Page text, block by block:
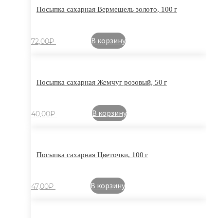
Посыпка сахарная Вермешель золото, 100 г
72,00₽ В корзину
Посыпка сахарная Жемчуг розовый, 50 г
40,00₽ В корзину
Посыпка сахарная Цветочки, 100 г
47,00₽ В корзину